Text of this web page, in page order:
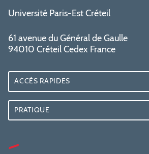
Université Paris-Est Créteil
61 avenue du Général de Gaulle
94010 Créteil Cedex France
ACCÈS RAPIDES
PRATIQUE